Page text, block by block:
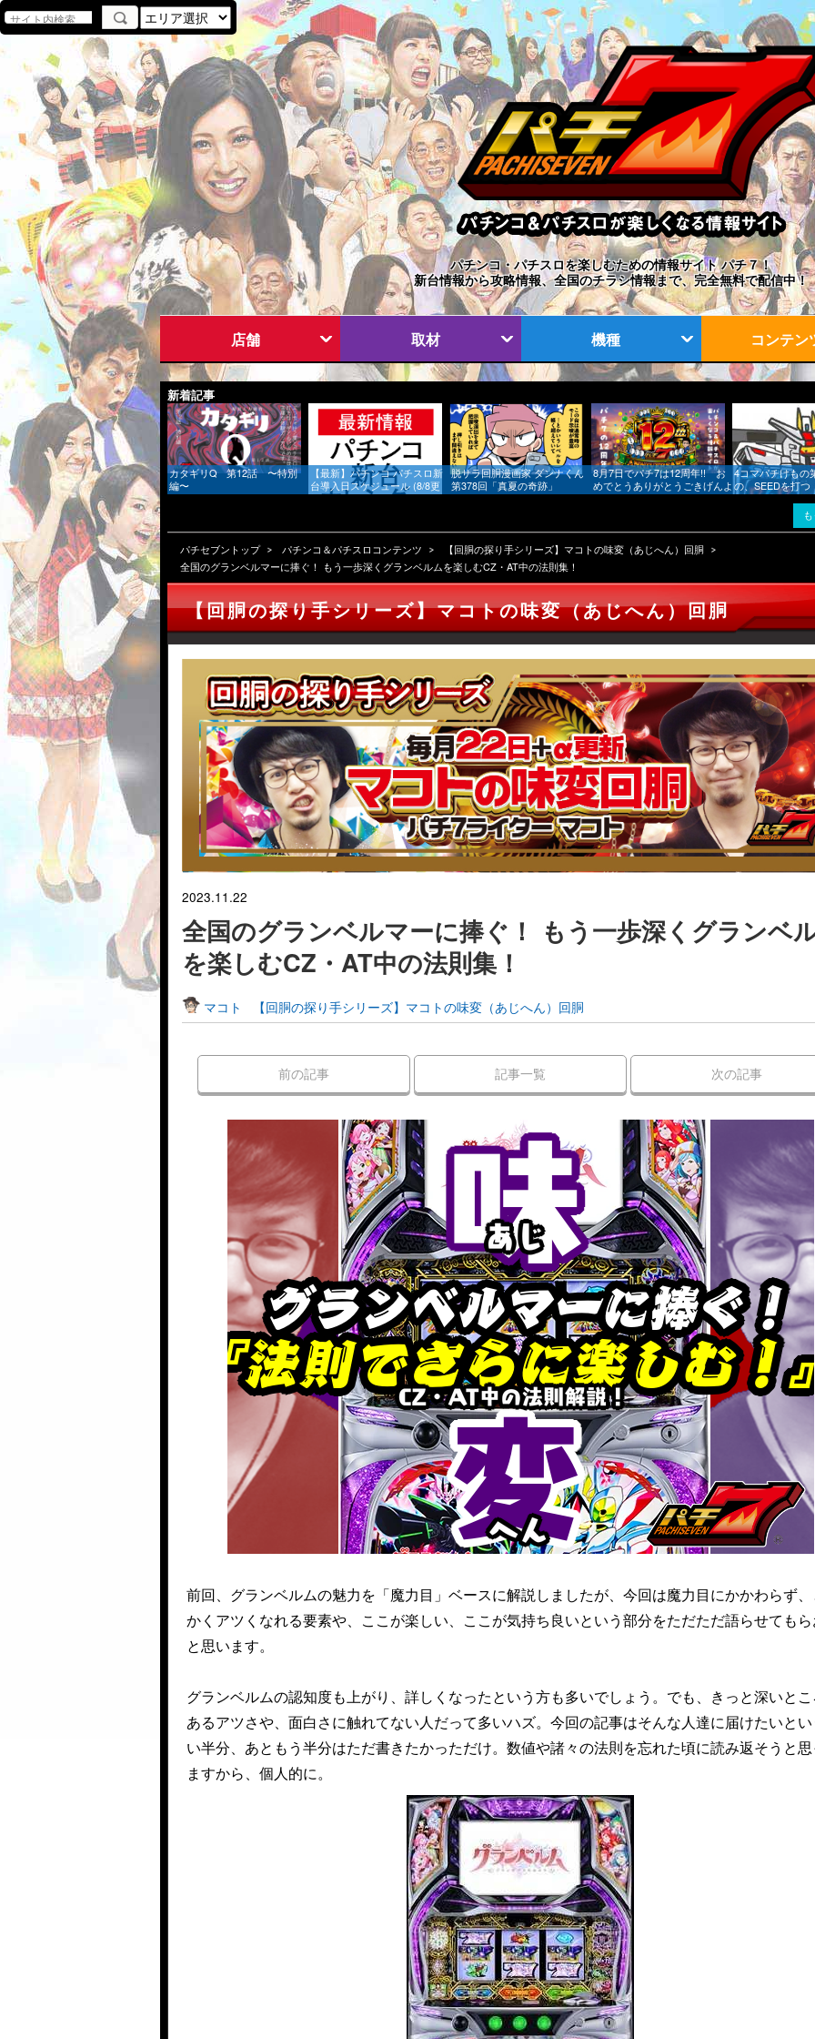
パチンコ・パチスロを楽しむための情報サイト パチ７！
新台情報から攻略情報、全国のチラシ情報まで、完全無料で配信中！
店舗 取材 機種 コンテン
新着記事
カタギリQ 第12話 〜特別
編〜
【最新】パチンコ パチスロ新
台導入日スケジュール (8/8更
新)｜新台情報 & 噂まとめをお
脱サラ回胴漫画家 ダンナくん
第378回「真夏の奇跡」
8月7日でパチ7は12周年!! お
めでとうありがとうごきげんよ
う!!
4コマパチけも
の、SEEDを打つ
パチセブントップ パチンコ＆パチスロコンテンツ
【回胴の探り手シリーズ】マコトの味変（あじへん）回胴
全国のグランベルマーに捧ぐ！ もう一歩深くグランベルムを楽しむCZ・AT中の法則集！
【回胴の探り手シリーズ】マコトの味変（あじへん）回胴
2023.11.22
全国のグランベルマーに捧ぐ！ もう一歩深くグランベ
を楽しむCZ・AT中の法則集！
マコト 【回胴の探り手シリーズ】マコトの味変（あじへん）回胴
前の記事 記事一覧 次の記事
前回、グランベルムの魅力を「魔力目」ベースに解説しましたが、今回は魔力目にかかわらず
かくアツくなれる要素や、ここが楽しい、ここが気持ち良いという部分をただただ語らせても
と思います。
グランベルムの認知度も上がり、詳しくなったという方も多いでしょう。でも、きっと深いと
あるアツさや、面白さに触れてない人だって多いハズ。今回の記事はそんな人達に届けたいと
い半分、あともう半分はただ書きたかっただけ。数値や諸々の法則を忘れた頃に読み返そうと
ますから、個人的に。